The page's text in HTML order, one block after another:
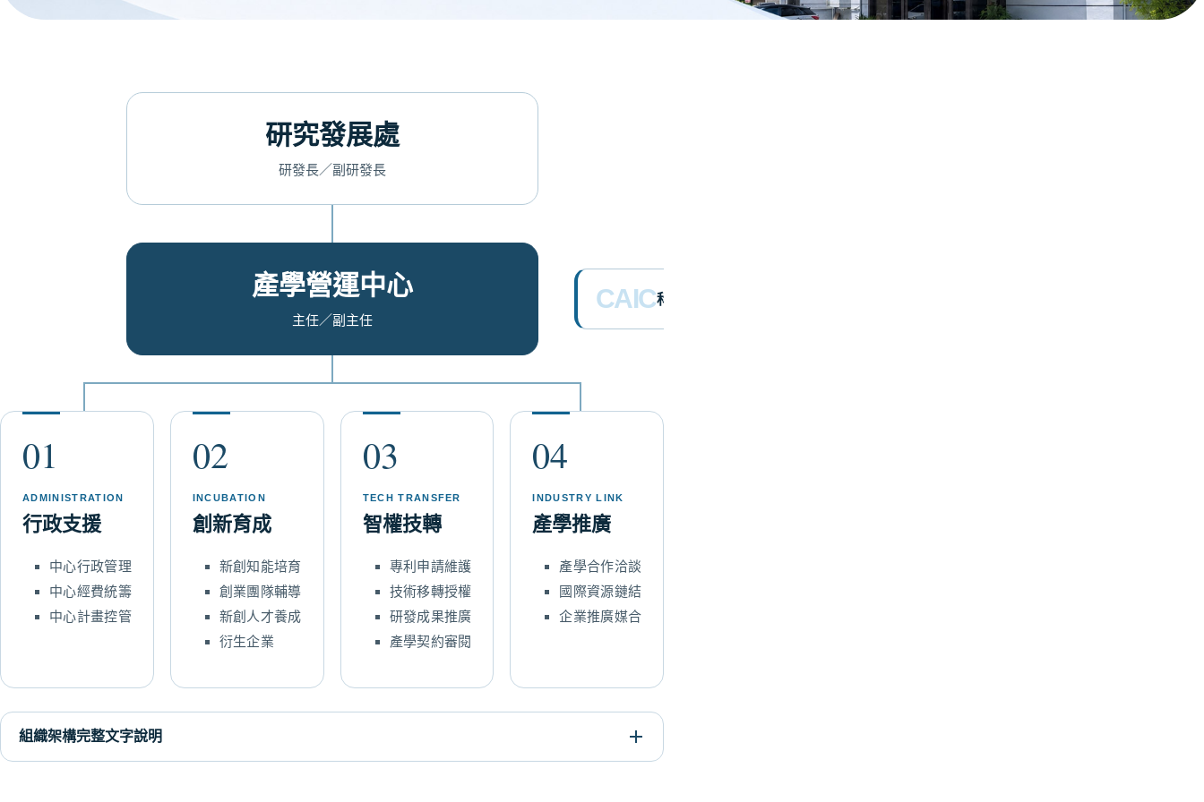
研究發展處
研發長／副研發長
產學營運中心
主任／副主任
CAIC科研產業化平台營運長
01
ADMINISTRATION
行政支援
中心行政管理
中心經費統籌
中心計畫控管
02
INCUBATION
創新育成
新創知能培育
創業團隊輔導
新創人才養成
衍生企業
03
TECH TRANSFER
智權技轉
專利申請維護
技術移轉授權
研發成果推廣
產學契約審閱
04
INDUSTRY LINK
產學推廣
產學合作洽談
國際資源鏈結
企業推廣媒合
組織架構完整文字說明